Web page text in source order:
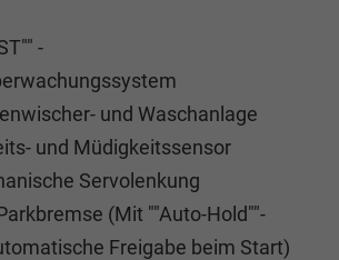
-
und Waschanlage
und Müdigkeitssensor
Servolenkung
(Mit ""Auto-Hold""-
Freigabe beim Start)